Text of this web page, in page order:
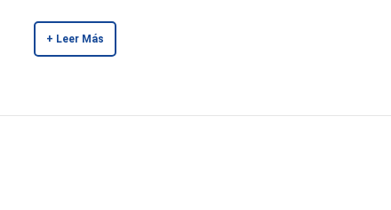
+ Leer Más